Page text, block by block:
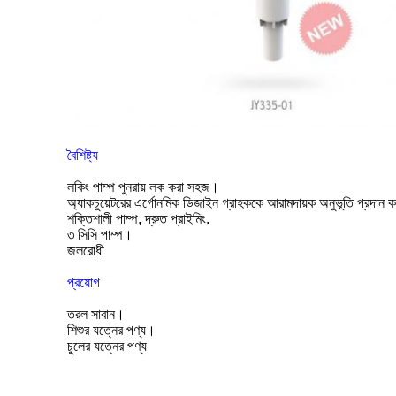
বৈশিষ্ট্য
লকিং পাম্প পুনরায় লক করা সহজ।
অ্যাকচুয়েটরের এর্গোনমিক ডিজাইন গ্রাহককে আরামদায়ক অনুভূতি প্রদান
শক্তিশালী পাম্প, দ্রুত প্রাইমিং.
৩ সিসি পাম্প।
জলরোধী
প্রয়োগ
তরল সাবান।
শিশুর যত্নের পণ্য।
চুলের যত্নের পণ্য